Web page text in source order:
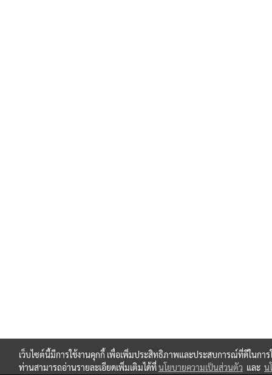
เว็บไซต์นี้มีการใช้งานคุกกี้ เพื่อเพิ่มประสิทธิภาพและประสบการณ์ที่ดีในการ
ท่านสามารถอ่านรายละเอียดเพิ่มเติมได้ที่นโยบายความเป็นส่วนตัว และ น